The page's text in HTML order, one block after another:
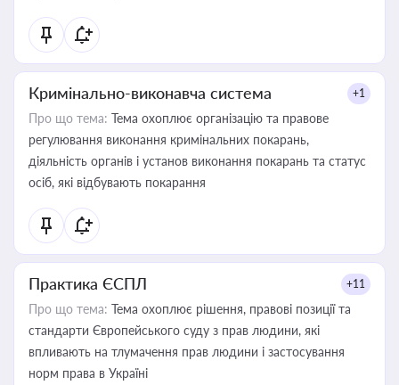
Кримінально-виконавча система +1
Про що тема: Тема охоплює організацію та правове
регулювання виконання кримінальних покарань,
діяльність органів і установ виконання покарань та статус
осіб, які відбувають покарання
Практика ЄСПЛ +11
Про що тема: Тема охоплює рішення, правові позиції та
стандарти Європейського суду з прав людини, які
впливають на тлумачення прав людини і застосування
норм права в Україні